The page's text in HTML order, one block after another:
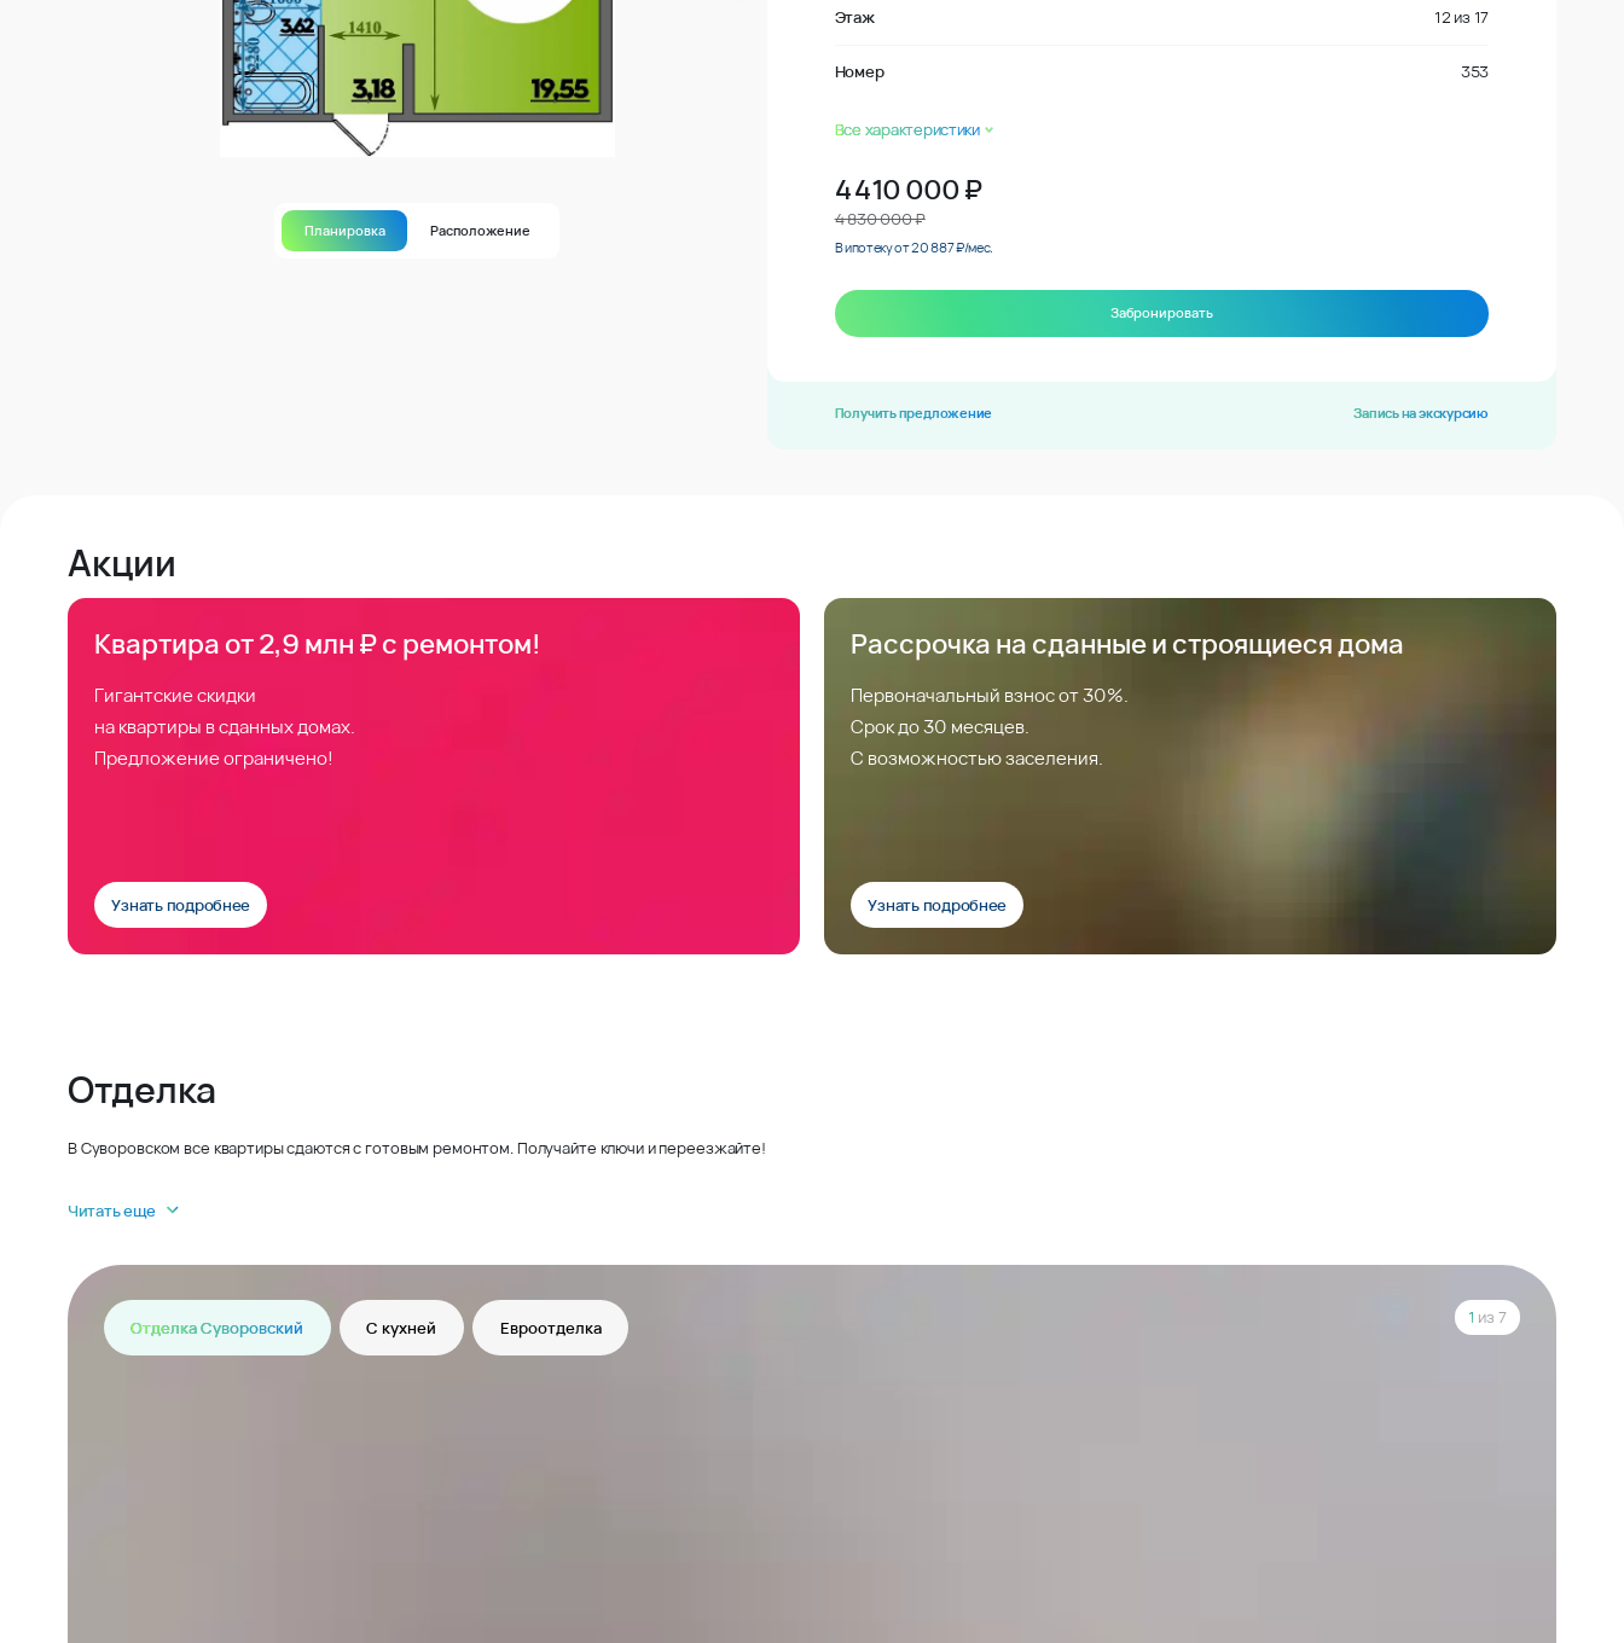
Планировка Расположение
Этаж 12 из 17
Номер 353
Все характеристики
4 410 000₽
4 830 000 ₽
В ипотеку от 20 887 ₽/мес.
Забронировать
Получить предложение Запись на экскурсию
Акции
Квартира от 2,9 млн ₽ с ремонтом!
Гигантские скидки
на квартиры в сданных домах.
Предложение ограничено!
Узнать подробнее
Рассрочка на сданные и строящиеся дома
Первоначальный взнос от 30%.
Срок до 30 месяцев.
С возможностью заселения.
Узнать подробнее
Отделка
В Суворовском все квартиры сдаются с готовым ремонтом. Получайте ключи и переезжайте!
Читать еще
Отделка Суворовский С кухней Евроотделка
1 из 7